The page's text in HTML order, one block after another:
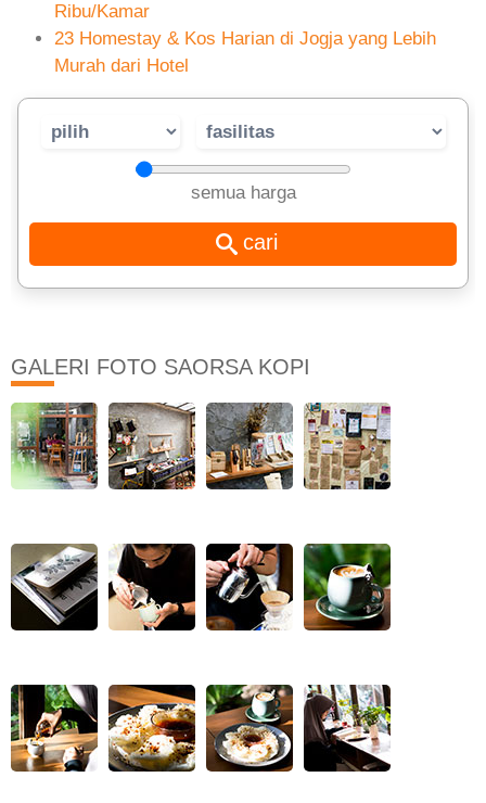
Ribu/Kamar
23 Homestay & Kos Harian di Jogja yang Lebih
Murah dari Hotel
semua harga
GALERI FOTO SAORSA KOPI